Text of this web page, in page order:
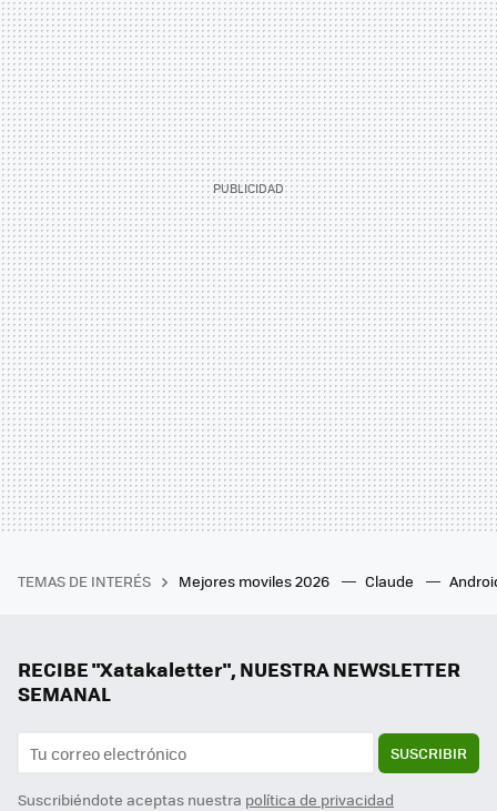
TEMAS DE INTERÉS Mejores moviles 2026 Claude
RECIBE "Xatakaletter", NUESTRA NEWSLETTER
SEMANAL
SUSCRIBIR
Suscribiéndote aceptas nuestra política de privacidad